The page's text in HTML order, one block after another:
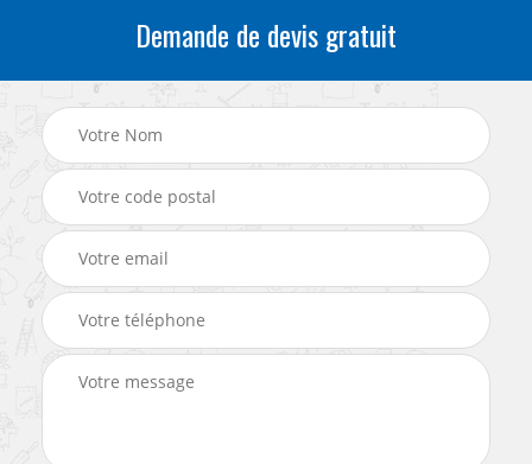
Demande de devis gratuit